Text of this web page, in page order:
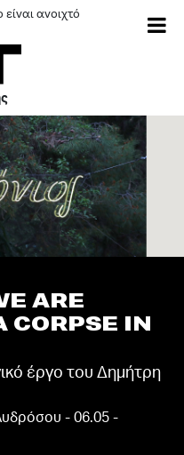
ανοιχτό
ARE
CORPSE IN
έργο του Δημήτρη
- 06.05 -